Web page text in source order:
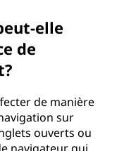
elle
de
de manière
sur
ouverts ou